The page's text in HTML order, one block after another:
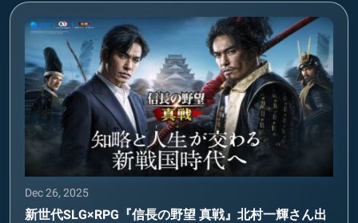
Dec 26, 2025
新世代SLG×RPG『信長の野望 真戦』北村一輝さん出